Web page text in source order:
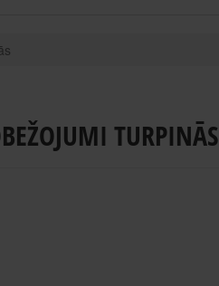
TURPINĀS